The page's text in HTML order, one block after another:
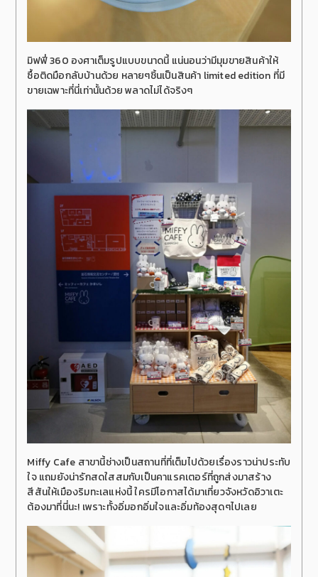
มิฟฟี่ 360 องศาเต็มรูปแบบขนาดนี้ แน่นอนว่ามีมุมขายสินค้าให้
ซื้อติดมือกลับบ้านด้วย หลายๆชิ้นเป็นสินค้า limited edition ที่มี
ขายเฉพาะที่นี่เท่านั้นด้วย พลาดไม่ได้จริงๆ
Miffy Cafe สาขานี้ช่างเป็นสถานที่ที่เต็มไปด้วยเรื่องราวน่าประทับ
ใจ แถมยังน่ารักสดใสสมกับเป็นคาแรคเตอร์ที่ถูกส่งมาสร้าง
สีสันให้เมืองริมทะเลแห่งนี้ ใครมีโอกาสได้มาเที่ยวจังหวัดอิวาเตะ
ต้องมาที่นี่นะ! เพราะทั้งอิ่มอกอิ่มใจและอิ่มท้องสุดๆไปเลย